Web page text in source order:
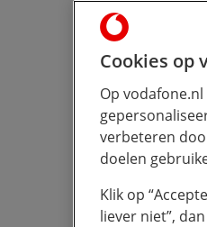
Cookies op
Op
verbeteren
doelen
Klik op
liever niet”,